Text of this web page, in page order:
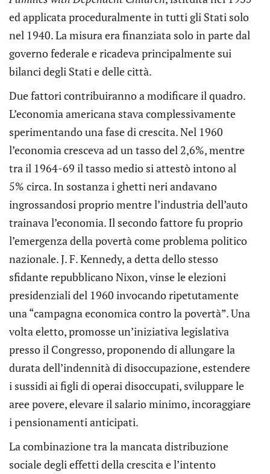
ed applicata proceduralmente in tutti gli Stati solo
nel 1940. La misura era finanziata solo in parte dal
governo federale e ricadeva principalmente sui
bilanci degli Stati e delle città.
Due fattori contribuiranno a modificare il quadro.
L’economia americana stava complessivamente
sperimentando una fase di crescita. Nel 1960
l’economia cresceva ad un tasso del 2,6%, mentre
tra il 1964-69 il tasso medio si attestò intono al
5% circa. In sostanza i ghetti neri andavano
ingrossandosi proprio mentre l’industria dell’auto
trainava l’economia. Il secondo fattore fu proprio
l’emergenza della povertà come problema politico
nazionale. J. F. Kennedy, a detta dello stesso
sfidante repubblicano Nixon, vinse le elezioni
presidenziali del 1960 invocando ripetutamente
una “campagna economica contro la povertà”. Una
volta eletto, promosse un’iniziativa legislativa
presso il Congresso, proponendo di allungare la
durata dell’indennità di disoccupazione, estendere
i sussidi ai figli di operai disoccupati, sviluppare le
aree povere, elevare il salario minimo, incoraggiare
i pensionamenti anticipati.
La combinazione tra la mancata distribuzione
sociale degli effetti della crescita e l’intento